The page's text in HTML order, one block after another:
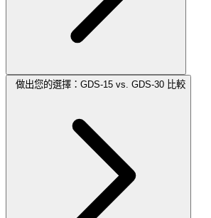
做出您的選擇：GDS-15 vs. GDS-30 比較